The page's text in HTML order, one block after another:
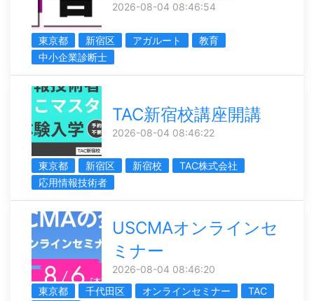
2026-08-04 08:46:54
東京都 新宿区 アガルート
教育
中小企業診断士
TAC新宿校講座開講
2026-08-04 08:46:22
東京都 新宿区 新宿校
TAC株式会社
応用情報技術者
USCMAオンラインセ
ミナー
2026-08-04 08:46:20
東京都
千代田区 オンラインセミナー
TAC